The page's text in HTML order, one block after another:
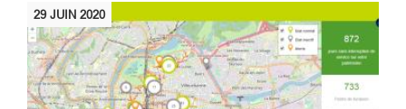
29JUIN 2020